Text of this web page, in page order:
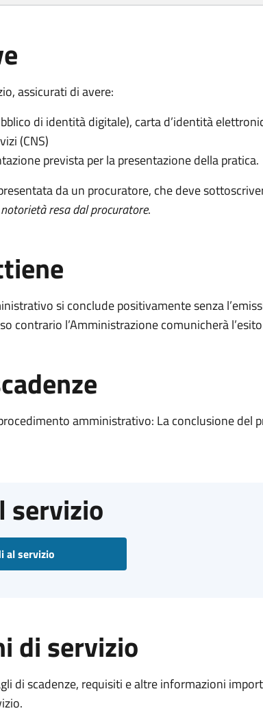
assicurati di avere:
di identità digitale), carta d’identità
(CNS)
prevista per la presentazione della pratica.
da un procuratore, che deve
resa dal procuratore.
si conclude positivamente senza
contrario l’Amministrazione comunicherà
amministrativo: La conclusione del
servizio
al servizio
di servizio
di scadenze, requisiti e altre informazioni